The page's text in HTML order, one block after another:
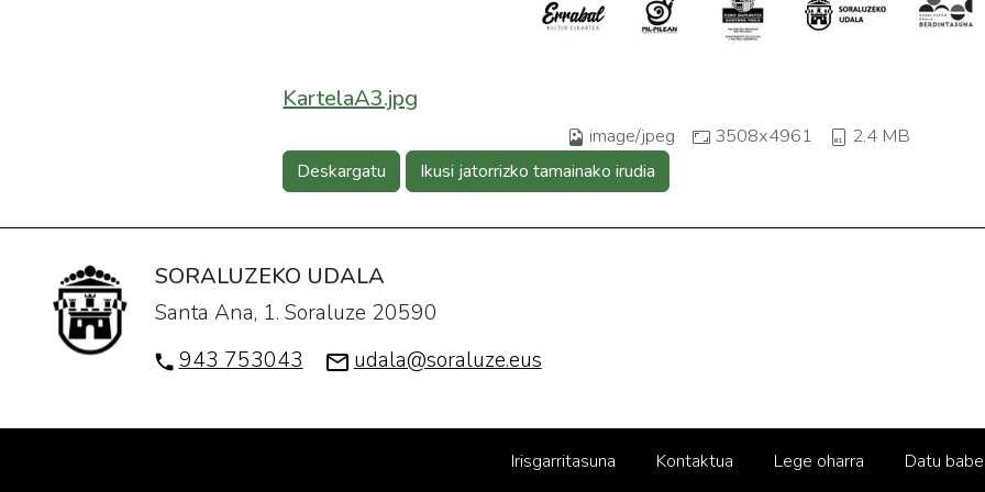
KartelaA3.jpg
image/jpeg 3508x4961 2.4 MB
Deskargatu Ikusi jatorrizko tamainako irudia
SORALUZEKO UDALA
Santa Ana, 1. Soraluze 20590
943 753043
udala@soraluze.eus
Irisgarritasuna Kontaktua Lege oharra Datu